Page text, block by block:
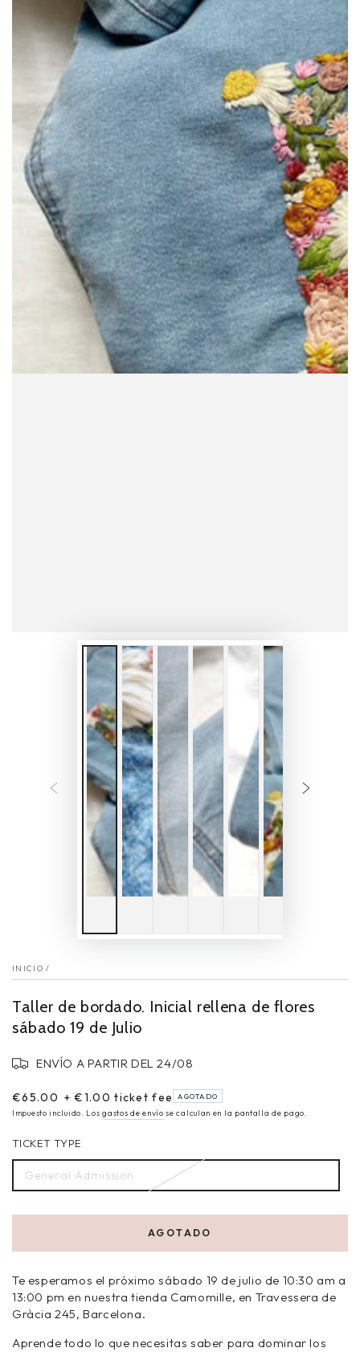
INICIO /
Taller de bordado. Inicial rellena de flores
sábado 19 de Julio
ENVÍO A PARTIR DEL 24/08
€65.00 + €1.00 ticket fee AGOTADO
Impuesto incluido. Losgastos de envío se calculan en la pantalla de pago.
TICKET TYPE
General Admission
AGOTADO
Te esperamos el próximo sábado 19 de julio de 10:30 am a
13:00 pm en nuestra tienda Camomille, en Travessera de
Gràcia 245, Barcelona.
Aprende todo lo que necesitas saber para dominar los